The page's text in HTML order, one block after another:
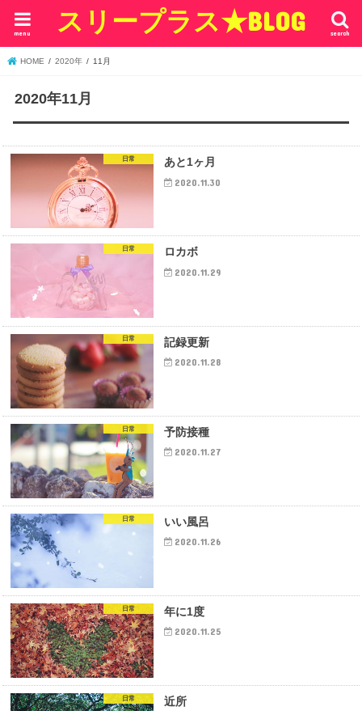
スリープラス★BLOG search
menu
HOME 2020年 11月
2020年11月
日常 あと1ヶ月
2020.11.30
日常 ロカボ
2020.11.29
日常 記録更新
2020.11.28
日常 予防接種
2020.11.27
日常 いい風呂
2020.11.26
日常 年に1度
2020.11.25
日常 近所